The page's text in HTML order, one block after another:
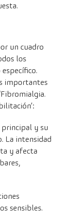
un cuadro
los
importantes
y su
La intensidad
y afecta
sensibles.